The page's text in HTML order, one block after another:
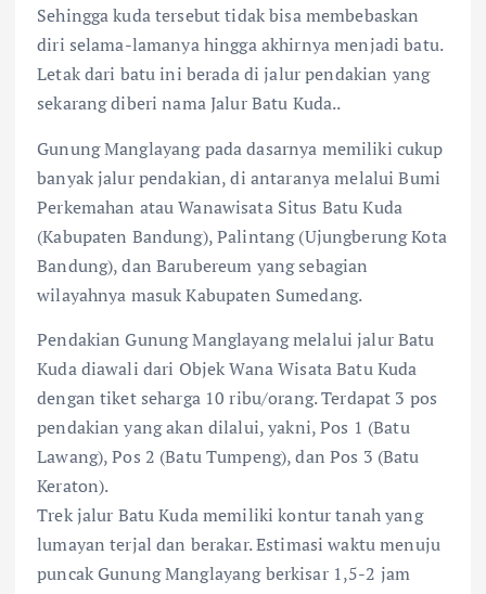
Sehingga kuda tersebut tidak bisa membebaskan
diri selama-lamanya hingga akhirnya menjadi batu.
Letak dari batu ini berada di jalur pendakian yang
sekarang diberi nama Jalur Batu Kuda..
Gunung Manglayang pada dasarnya memiliki cukup
banyak jalur pendakian, di antaranya melalui Bumi
Perkemahan atau Wanawisata Situs Batu Kuda
(Kabupaten Bandung), Palintang (Ujungberung Kota
Bandung), dan Barubereum yang sebagian
wilayahnya masuk Kabupaten Sumedang.
Pendakian Gunung Manglayang melalui jalur Batu
Kuda diawali dari Objek Wana Wisata Batu Kuda
dengan tiket seharga 10 ribu/orang. Terdapat 3 pos
pendakian yang akan dilalui, yakni, Pos 1 (Batu
Lawang), Pos 2 (Batu Tumpeng), dan Pos 3 (Batu
Keraton).
Trek jalur Batu Kuda memiliki kontur tanah yang
lumayan terjal dan berakar. Estimasi waktu menuju
puncak Gunung Manglayang berkisar 1,5-2 jam